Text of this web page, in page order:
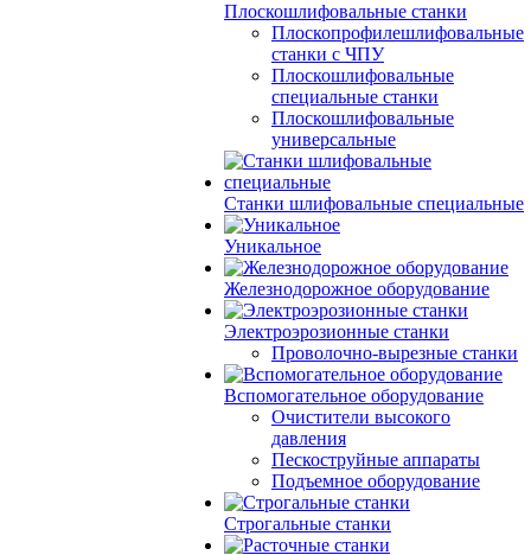
Плоскошлифовальные станки
Плоскопрофилешлифовальные
станки с ЧПУ
Плоскошлифовальные
специальные станки
Плоскошлифовальные
универсальные
Станки шлифовальные специальные
Уникальное
Железнодорожное оборудование
Электроэрозионные станки
Проволочно-вырезные станки
Вспомогательное оборудование
Очистители высокого
давления
Пескоструйные аппараты
Подъемное оборудование
Строгальные станки